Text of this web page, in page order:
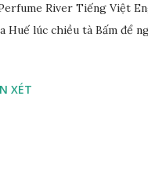
River Tiếng Việt
Huế lúc chiều tà Bấm để
XÉT